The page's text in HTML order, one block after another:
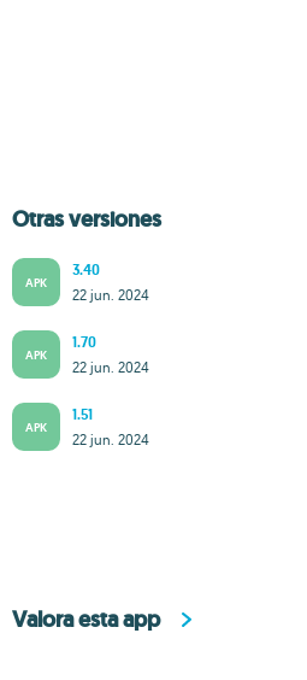
Otras versiones
APK
3.40
22 jun. 2024
APK
1.70
22 jun. 2024
APK
1.51
22 jun. 2024
Valora esta app